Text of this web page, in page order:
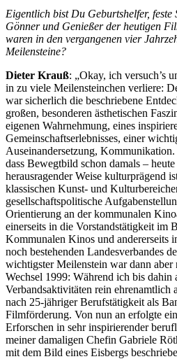
Eigentlich bist Du Geburtshelfer, feste
Gönner und Genießer der heutigen
waren in den vergangenen vier
Meilensteine?
Dieter Krauß: „Okay, ich versuch’s
in zu viele Meilensteinchen verliere:
war sicherlich die beschriebene
großen, besonderen ästhetischen
eigenen Wahrnehmung, eines
Gemeinschaftserlebnisses, einer
Auseinandersetzung,
dass Bewegtbild schon damals –
herausragender Weise kulturprägend
klassischen Kunst- und
gesellschaftspolitische
Orientierung an der kommunalen
einerseits in die Vorstandstätigkeit im
Kommunalen Kinos und andererseits
noch bestehenden Landesverbandes
wichtigster Meilenstein war dann
Wechsel 1999: Während ich bis
Verbandsaktivitäten rein ehrenamtlich
nach 25-jähriger Berufstätigkeit als
Filmförderung. Von nun an erfolgte
Erforschen in sehr inspirierender
meiner damaligen Chefin Gabriele
mit dem Bild eines Eisbergs